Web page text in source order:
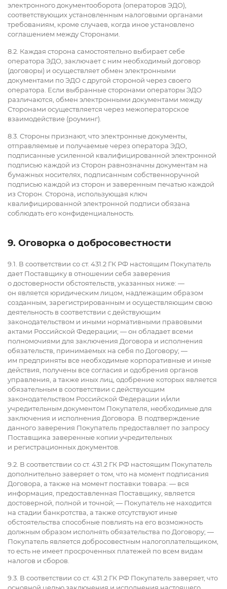
электронного документооборота (операторов ЭДО),
соответствующих установленным налоговыми органами
требованиям, кроме случаев, когда иное установлено
соглашением между Сторонами.
8.2. Каждая сторона самостоятельно выбирает себе
оператора ЭДО, заключает с ним необходимый договор
(договоры) и осуществляет обмен электронными
документами по ЭДО с другой стороной через своего
оператора. Если выбранные сторонами операторы ЭДО
различаются, обмен электронными документами между
Сторонами осуществляется через межоператорское
взаимодействие (роуминг).
8.3. Стороны признают, что электронные документы,
отправляемые и получаемые через оператора ЭДО,
подписанные усиленной квалифицированной электронной
подписью каждой из Сторон равнозначны документам на
бумажных носителях, подписанным собственноручной
подписью каждой из сторон и заверенным печатью каждой
из Сторон. Сторона, использующая ключ
квалифицированной электронной подписи обязана
соблюдать его конфиденциальность.
9. Оговорка о добросовестности
9.1. В соответствии со ст. 431.2 ГК РФ настоящим Покупатель
дает Поставщику в отношении себя заверения
о достоверности обстоятельств, указанных ниже: —
он является юридическим лицом, надлежащим образом
созданным, зарегистрированным и осуществляющим свою
деятельность в соответствии с действующим
законодательством и иными нормативными правовыми
актами Российской Федерации; — он обладает всеми
полномочиями для заключения Договора и исполнения
обязательств, принимаемых на себя по Договору; —
им предприняты все необходимые корпоративные и иные
действия, получены все согласия и одобрения органов
управления, а также иных лиц, одобрение которых является
обязательным в соответствии с действующим
законодательством Российской Федерации и/или
учредительным документом Покупателя, необходимые для
заключения и исполнения Договора. В подтверждение
данного заверения Покупатель предоставляет по запросу
Поставщика заверенные копии учредительных
и регистрационных документов.
9.2. В соответствии со ст. 431.2 ГК РФ настоящим Покупатель
дополнительно заверяет о том, что на момент подписания
Договора, а также на момент поставки товара: — вся
информация, предоставленная Поставщику, является
достоверной, полной и точной; — Покупатель не находится
на стадии банкротства, а также отсутствуют иные
обстоятельства способные повлиять на его возможность
должным образом исполнять обязательства по Договору; —
Покупатель является добросовестным налогоплательщиком,
то есть не имеет просроченных платежей по всем видам
налогов и сборов.
9.3. В соответствии со ст. 431.2 ГК РФ Покупатель заверяет, что
основной целью заключения и исполнения настоящего